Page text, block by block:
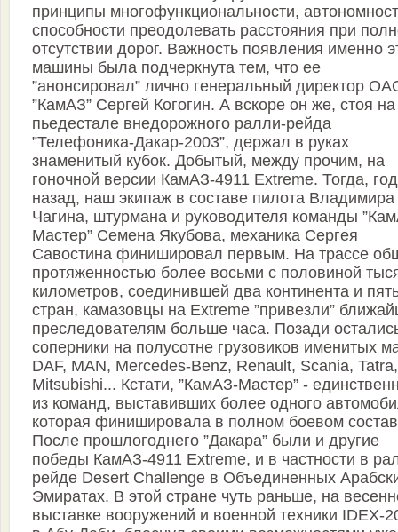
принципы многофункциональности,
способности преодолевать расстояния при
отсутствии дорог. Важность появления именно
машины была подчеркнута тем, что ее
”анонсировал” лично генеральный директор
”КамАЗ” Сергей Когогин. А вскоре он же, стоя на
пьедестале внедорожного ралли-рейда
”Телефоника-Дакар-2003”, держал в руках
знаменитый кубок. Добытый, между прочим, на
гоночной версии КамАЗ-4911 Extreme. Тогда, год
назад, наш экипаж в составе пилота Владимира
Чагина, штурмана и руководителя команды
Мастер” Семена Якубова, механика Сергея
Савостина финишировал первым. На трассе
протяженностью более восьми с половиной
километров, соединившей два континента и
стран, камазовцы на Extreme ”привезли”
преследователям больше часа. Позади
соперники на полусотне грузовиков именитых
DAF, MAN, Mercedes-Benz, Renault, Scania, Tatra,
Mitsubishi... Кстати, ”КамАЗ-Мастер” -
из команд, выставивших более одного
которая финишировала в полном боевом
После прошлогоднего ”Дакара” были и другие
победы КамАЗ-4911 Extreme, и в частности в
рейде Desert Challenge в Объединенных
Эмиратах. В этой стране чуть раньше, на
выставке вооружений и военной техники IDEX-